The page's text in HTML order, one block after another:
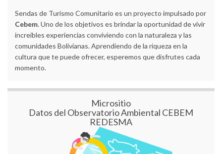
Sendas de Turismo Comunitario es un proyecto impulsado por
Cebem. Uno de los objetivos es brindar la oportunidad de vivir
increíbles experiencias conviviendo con la naturaleza y las
comunidades Bolivianas. Aprendiendo de la riqueza en la
cultura que te puede ofrecer, esperemos que disfrutes cada
momento.
Micrositio
Datos del Observatorio Ambiental CEBEM
REDESMA